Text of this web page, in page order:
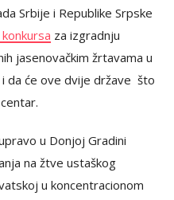
Srbije i Republike Srpske
za izgradnju
jasenovačkim žrtavama u
da će ove dvije države što
u Donjoj Gradini
na žtve ustaškog
u koncentracionom